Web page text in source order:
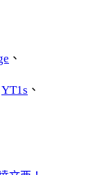
、
YT1s 、